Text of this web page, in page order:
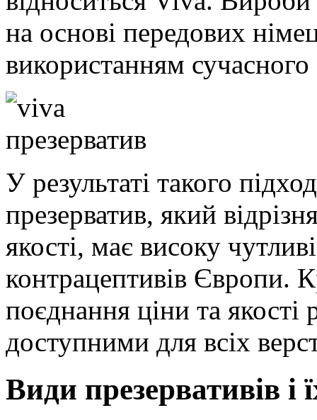
на основі передових
використанням
У результаті такого
презерватив, який
якості, має високу
контрацептивів Європи.
поєднання ціни та якості
доступними для всіх
Види презервативів і